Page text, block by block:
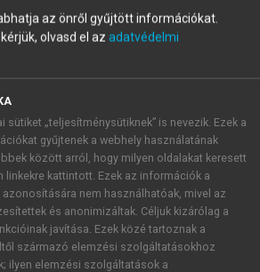
the relationship between
and is based on principles
nature. According to this, all
be in accordance with natural
is not a human creation but
nature or from a higher power
naturalis(natural law) is close
right), which is not the
az önről gyűjtött információkat.
olvasd el az adatvédelmi
sütiket „teljesítménysütiknek” is nevezik. Ezek a
gyűjtenek a webhely használatának
között arról, hogy milyen oldalakat keresett
linkekre kattintott. Ezek az információk a
nem használhatóak, mivel az
és anonimizáltak. Céljuk kizárólag a
javítása. Ezek közé tartoznak a
származó elemzési szolgáltatásokhoz
ilyen elemzési szolgáltatások a